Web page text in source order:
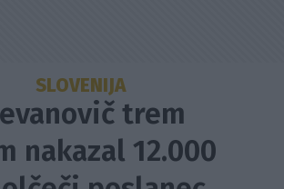
SLOVENIJA
trem
nakazal 12.000